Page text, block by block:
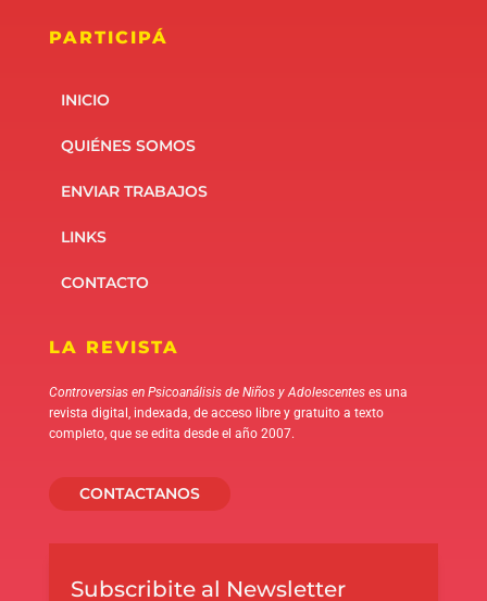
PARTICIPÁ
INICIO
QUIÉNES SOMOS
ENVIAR TRABAJOS
LINKS
CONTACTO
LA REVISTA
Controversias en Psicoanálisis de Niños y Adolescenteses una
revista digital, indexada, de acceso libre y gratuito a texto
completo, que se edita desde el año 2007.
CONTACTANOS
Subscribite al Newsletter